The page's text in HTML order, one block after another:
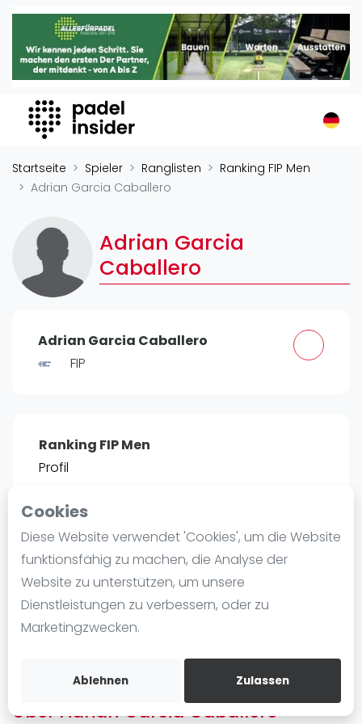
Cookies
Diese Website verwendet 'Cookies', um die Website
funktionsfähig zu machen, die Analyse der
Website zu unterstützen, um unsere
Dienstleistungen zu verbessern, oder zu
Marketingzwecken.
Ablehnen Zulassen
Padel Insider
Home
Organisationen
Buchungssysteme
Padel-Shops
Padel-Marken
Verschiedenes
Veranstaltungen
Turniere
Playtomic
Frauen
FIP Männer
Blog
Die Geschichte von Padel
Regeln und Punktzählung
Padel Schläge
Video
Startseite Spieler Ranglisten
Ranking FIP Men
Adrian Garcia Caballero
Adrian Garcia
Caballero
Adrian Garcia Caballero
FIP
Ranking FIP Men
Profil
POSITIE
#800 19
Bist duAdrian Garcia Caballero
Kostenloses Konto erstellen
Über Adrian Garcia Caballero